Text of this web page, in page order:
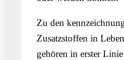
Zu den
Zusatzstoffen in
gehören in erster Linie